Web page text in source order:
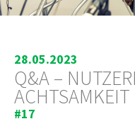
28.05.2023
Q&A –
ACHTSAMKEIT
#17